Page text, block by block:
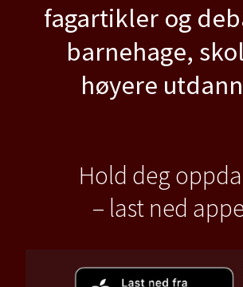
fagartikler og
barnehage,
høyere
Hold deg
– last ned